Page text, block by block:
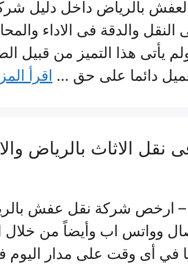
بالرياض داخل دليل
والدقة فى الاداء
يأتى هذا التميز من قبيل
دائما على حق … اقرأ
نقل الاثاث بالرياض
شركة نقل عفش
وواتس اب وأيضاً من خلال
في أى وقت على مدار اليوم